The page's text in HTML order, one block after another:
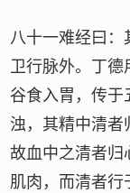
八十一难经曰：
卫行脉外。丁德
谷食入胃，传于
浊，其精中清者
故血中之清者归
肌肉，而清者行